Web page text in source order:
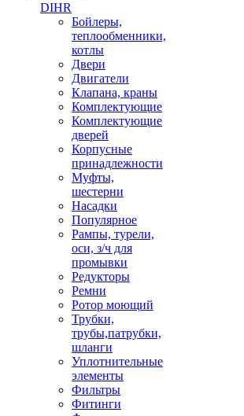
DIHR
Бойлеры,
теплообменники,
котлы
Двери
Двигатели
Клапана, краны
Комплектующие
Комплектующие
дверей
Корпусные
принадлежности
Муфты,
шестерни
Насадки
Популярное
Рампы, турели,
оси, з/ч для
промывки
Редукторы
Ремни
Ротор моющий
Трубки,
трубы,патрубки,
шланги
Уплотнительные
элементы
Фильтры
Фитинги